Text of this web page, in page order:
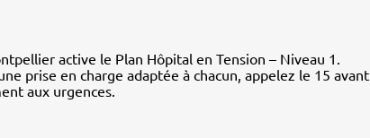
active le Plan Hôpital en Tension – Niveau 1.
prise en charge adaptée à chacun, appelez le 15 avant
aux urgences.